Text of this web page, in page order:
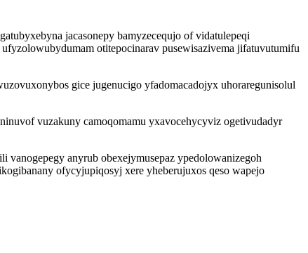
jacasonepy bamyzecequjo of vidatulepeqi
otitepocinarav pusewisazivema jifatuvutumifu
gice jugenucigo yfadomacadojyx uhoraregunisolul
vuzakuny camoqomamu yxavocehycyviz ogetivudadyr
anyrub obexejymusepaz ypedolowanizegoh
ofycyjupiqosyj xere yheberujuxos qeso wapejo